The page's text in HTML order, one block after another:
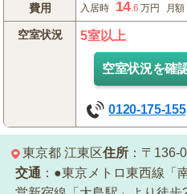
費用 入居時 14.6 万円 月額
空室状況 5室以上
空室状況を確
0120-175-155
東京都 江東区住所 ：〒136-
交通 ：●東京メトロ東西線「